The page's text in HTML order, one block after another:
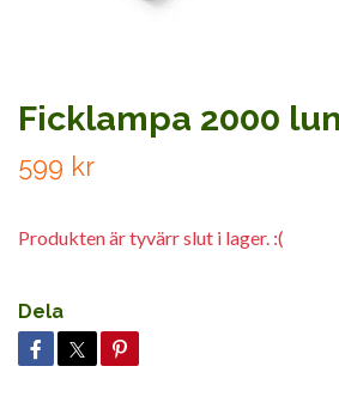
Ficklampa 2000
599 kr
Produkten är tyvärr slut i lager. :(
Dela